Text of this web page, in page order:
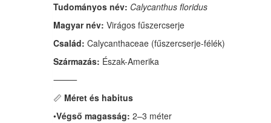
Tudományos név: Calycanthus floridus
Magyar név: Virágos fűszercserje
Család: Calycanthaceae (fűszercserje-félék)
Származás: Észak-Amerika
⸻
📏 Méret és habitus
•Végső magasság: 2–3 méter